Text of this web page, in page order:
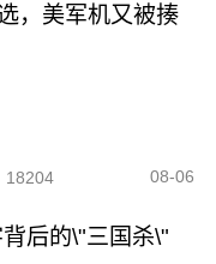
，美军机又被揍
18204 08-06
后的\"三国杀\"